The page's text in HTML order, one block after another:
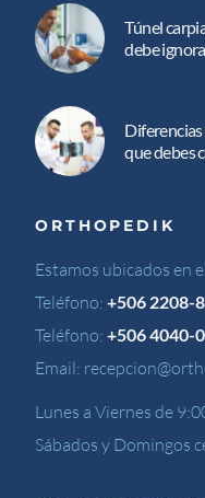
Túnel
debe
que debes
ORTHOPEDIK
Estamos ubicados en
Teléfono:+506 2208-
Teléfono:+506 4040-
Email:
Lunes a Viernes de
Sábados y Domingos